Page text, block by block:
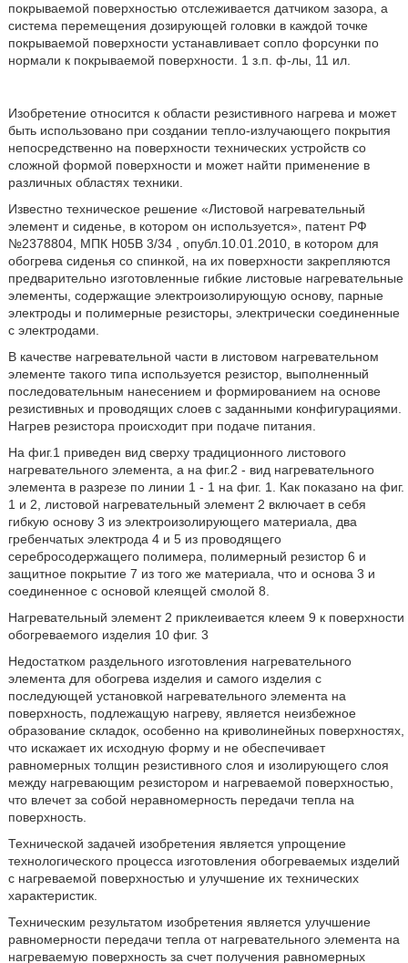
покрываемой поверхностью отслеживается датчиком зазора, а
система перемещения дозирующей головки в каждой точке
покрываемой поверхности устанавливает сопло форсунки по
нормали к покрываемой поверхности. 1 з.п. ф-лы, 11 ил.
Изобретение относится к области резистивного нагрева и может
быть использовано при создании тепло-излучающего покрытия
непосредственно на поверхности технических устройств со
сложной формой поверхности и может найти применение в
различных областях техники.
Известно техническое решение «Листовой нагревательный
элемент и сиденье, в котором он используется», патент РФ
№2378804, МПК H05B 3/34 , опубл.10.01.2010, в котором для
обогрева сиденья со спинкой, на их поверхности закрепляются
предварительно изготовленные гибкие листовые нагревательные
элементы, содержащие электроизолирующую основу, парные
электроды и полимерные резисторы, электрически соединенные
с электродами.
В качестве нагревательной части в листовом нагревательном
элементе такого типа используется резистор, выполненный
последовательным нанесением и формированием на основе
резистивных и проводящих слоев с заданными конфигурациями.
Нагрев резистора происходит при подаче питания.
На фиг.1 приведен вид сверху традиционного листового
нагревательного элемента, а на фиг.2 - вид нагревательного
элемента в разрезе по линии 1 - 1 на фиг. 1. Как показано на фиг.
1 и 2, листовой нагревательный элемент 2 включает в себя
гибкую основу 3 из электроизолирующего материала, два
гребенчатых электрода 4 и 5 из проводящего
серебросодержащего полимера, полимерный резистор 6 и
защитное покрытие 7 из того же материала, что и основа 3 и
соединенное с основой клеящей смолой 8.
Нагревательный элемент 2 приклеивается клеем 9 к поверхности
обогреваемого изделия 10 фиг. 3
Недостатком раздельного изготовления нагревательного
элемента для обогрева изделия и самого изделия с
последующей установкой нагревательного элемента на
поверхность, подлежащую нагреву, является неизбежное
образование складок, особенно на криволинейных поверхностях,
что искажает их исходную форму и не обеспечивает
равномерных толщин резистивного слоя и изолирующего слоя
между нагревающим резистором и нагреваемой поверхностью,
что влечет за собой неравномерность передачи тепла на
поверхность.
Технической задачей изобретения является упрощение
технологического процесса изготовления обогреваемых изделий
с нагреваемой поверхностью и улучшение их технических
характеристик.
Техническим результатом изобретения является улучшение
равномерности передачи тепла от нагревательного элемента на
нагреваемую поверхность за счет получения равномерных